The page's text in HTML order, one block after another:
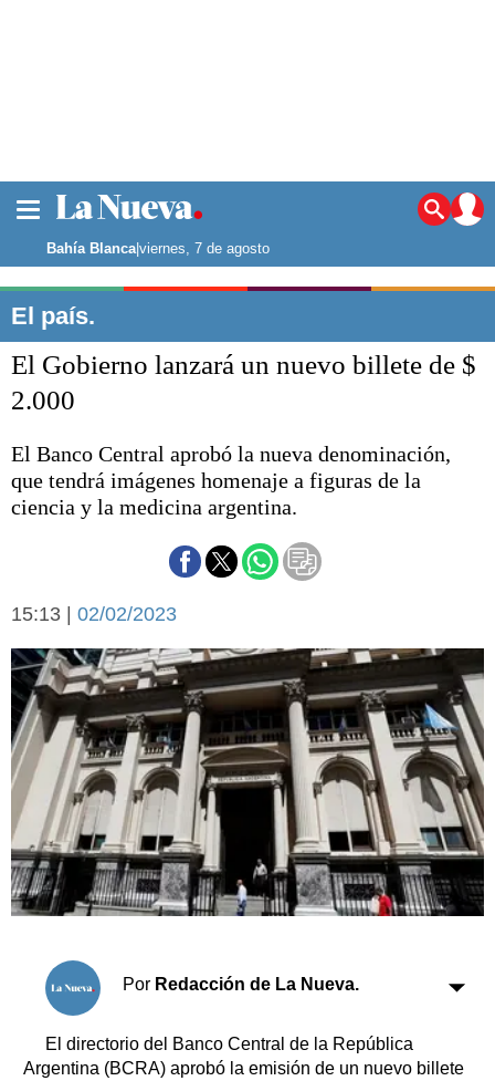
Noticias
La ciudad
Punta Alta
El mundo
Deportes
Escenario Olímpico
Liga del Sur
Básquetbol
Federal A
Arte y cultura
Economía y campo
Economía y finanzas
Con el campo
Espacio empresas
Sociedad y tiempo
libre
Sociedad
Tecnología
Turismo
Salud
Es viral
El tiempo
Fúnebres
Clasificados
Suplementos
Bahía Blanca|viernes, 7 de agosto
El país.
El Gobierno lanzará un nuevo billete de $
2.000
El Banco Central aprobó la nueva denominación,
que tendrá imágenes homenaje a figuras de la
ciencia y la medicina argentina.
15:13 | 02/02/2023
Por Redacción de La Nueva.
El directorio del Banco Central de la República
Argentina (BCRA) aprobó la emisión de un nuevo billete